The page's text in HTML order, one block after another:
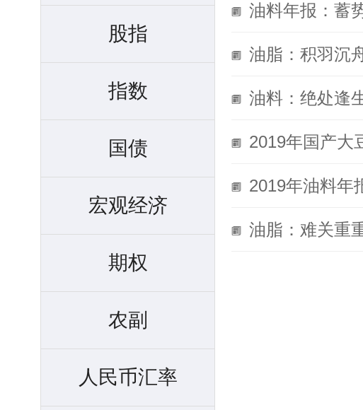
股指
指数
国债
宏观经济
期权
农副
人民币汇率
油料年报：蓄
油脂：积羽沉
油料：绝处逢
2019年国产大
2019年油料年
油脂：难关重